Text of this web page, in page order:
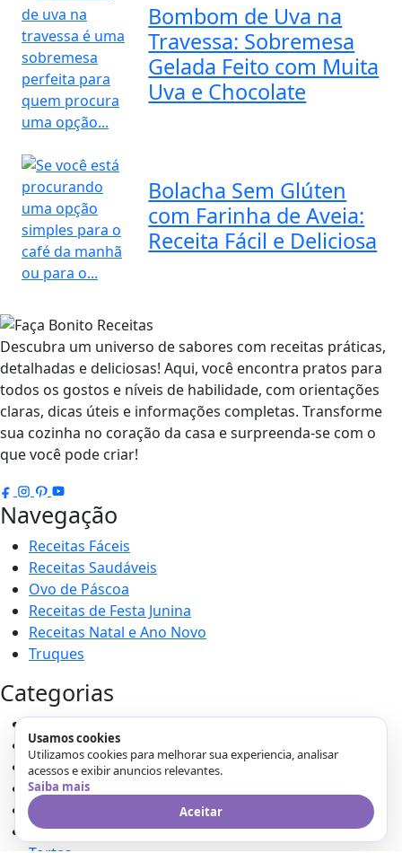
Bombom de Uva na
Travessa: Sobremesa
Gelada Feito com Muita
Uva e Chocolate
Bolacha Sem Glúten
com Farinha de Aveia:
Receita Fácil e Deliciosa
Descubra um universo de sabores com receitas práticas,
detalhadas e deliciosas! Aqui, você encontra pratos para
todos os gostos e níveis de habilidade, com orientações
claras, dicas úteis e informações completas. Transforme
sua cozinha no coração da casa e surpreenda-se com o
que você pode criar!
Navegação
Receitas Fáceis
Receitas Saudáveis
Ovo de Páscoa
Receitas de Festa Junina
Receitas Natal e Ano Novo
Truques
Categorias
Sobremesas
Lanches
Receitas Fáceis
Pães
Receitas Natal e Ano Novo
Receitas de Festa Junina
Usamos cookies
Utilizamos cookies para melhorar sua experiencia, analisar
acessos e exibir anuncios relevantes.
Saiba mais
Aceitar